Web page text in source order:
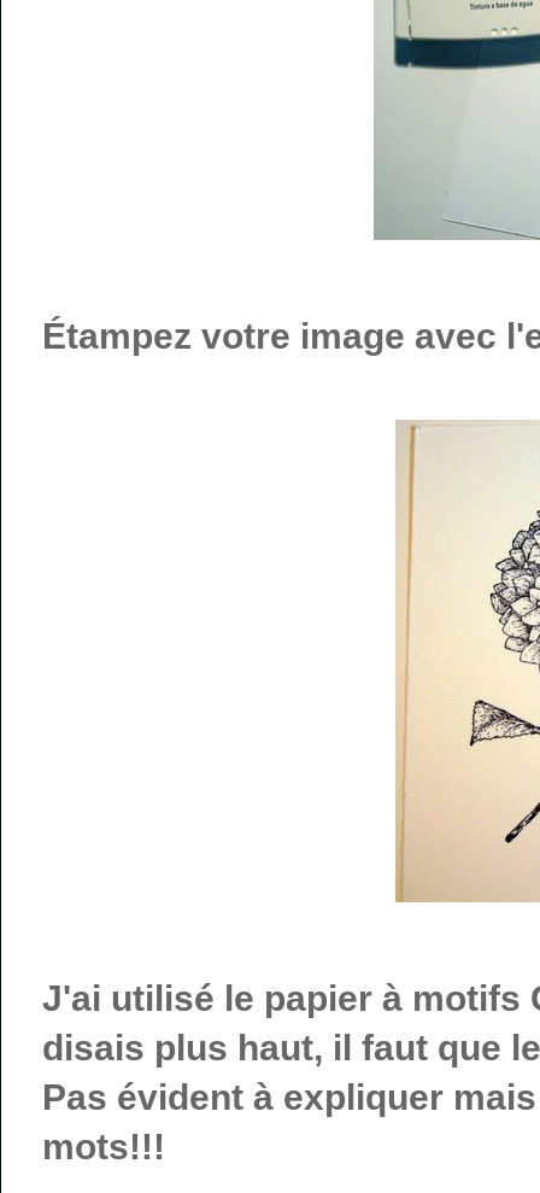
Étampez votre image avec
J'ai utilisé le papier à motifs
disais plus haut, il faut que
Pas évident à expliquer
mots!!!